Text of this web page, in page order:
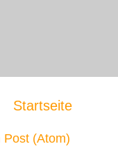
Startseite
Post (Atom)